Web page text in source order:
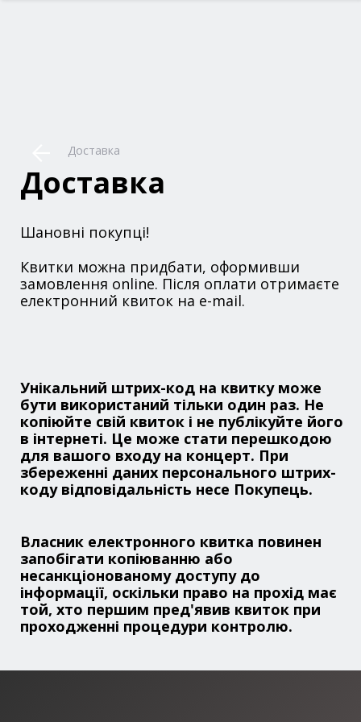
Доставка
Доставка
Шановні покупці!
Квитки можна придбати, оформивши
замовлення online. Після оплати отримаєте
електронний квиток на e-mail.
Унікальний штрих-код на квитку може
бути використаний тільки один раз. Не
копіюйте свій квиток і не публікуйте його
в інтернеті. Це може стати перешкодою
для вашого входу на концерт. При
збереженні даних персонального штрих-
коду відповідальність несе Покупець.
Власник електронного квитка повинен
запобігати копіюванню або
несанкціонованому доступу до
інформації, оскільки право на прохід має
той, хто першим пред'явив квиток при
проходженні процедури контролю.